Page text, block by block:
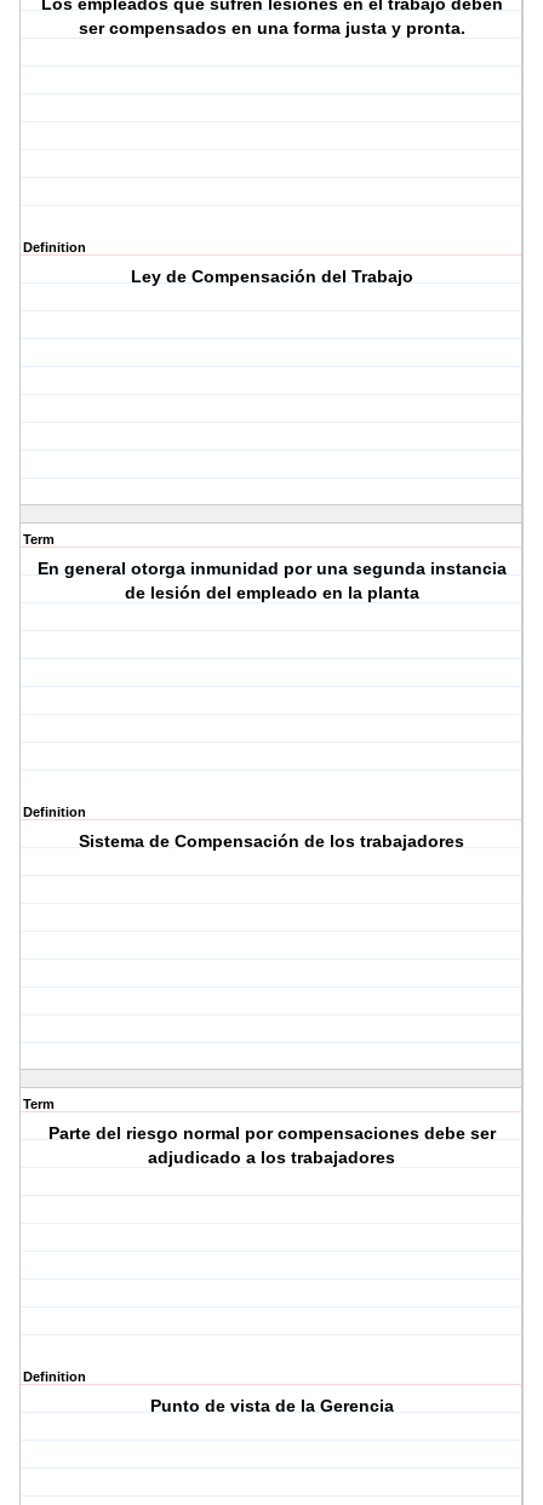
Los empleados que sufren lesiones en el trabajo deben
ser compensados en una forma justa y pronta.
Definition
Ley de Compensación del Trabajo
Term
En general otorga inmunidad por una segunda instancia
de lesión del empleado en la planta
Definition
Sistema de Compensación de los trabajadores
Term
Parte del riesgo normal por compensaciones debe ser
adjudicado a los trabajadores
Definition
Punto de vista de la Gerencia